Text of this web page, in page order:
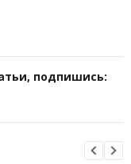
подпишись: